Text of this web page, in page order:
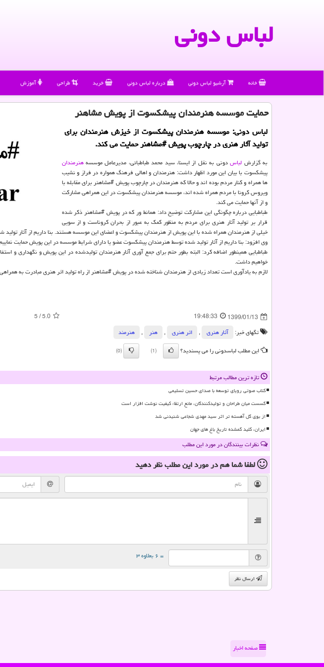
لباس دونی
خانه آرشیو لباس دونی درباره لباس دونی خرید طراحی آموزش
حمایت موسسه هنرمندان پیشكسوت از پویش مشاهنر
لباس دونی: موسسه هنرمندان پیشكسوت از خیزش هنرمندان برای
تولید آثار هنری در چارچوب پویش #مشاهنر حمایت می كند.
به گزارش لباسدونی به نقل از ایسنا، سید محمد طباطبائی، مدیرعامل موسسههنرمندان
پیشكسوت با بیان این مورد اظهار داشت: هنرمندان و اهالی فرهنگ همواره در فراز و نشیب
ها همراه و كنار مردم بوده اند و حالا كه هنرمندان در چارچوب پویش #مشاهنر برای مقابله با
ویروس كرونا با مردم همراه شده اند، موسسه هنرمندان پیشكسوت در این همراهی مشاركت
و از آنها حمایت می كند.
طباطبایی درباره چگونگی این مشاركت توضیح داد: همانط ور كه در پویش #مشاهنر ذكر شده
قرار بر تولید آثار هنری برای مردم به منظور كمك به عبور از بحران كروناست و از سویی
خیلی از هنرمندان همراه شده با این پویش از هنرمندان پیشكسوت و اعضای این موسسه هستند. بنا داریم از آثار
وی افزود: بنا داریم از آثار تولید شده توسط هنرمندان پیشكسوت عضو یا دارای شرایط موسسه در این پویش حمایت
طباطبایی همینطور اضافه كرد: البته بطور حتم برای جمع آوری آثار هنرمندان تولیدشده در این پویش و نگهداری و
خواهیم داشت.
لازم به یادآوری است تعداد زیادی از هنرمندان شناخته شده در پویش #مشاهنر از راه تولید اثر هنری مبادرت به
1399/01/13
19:48:33
5.0
/
5
تگهای خبر:
آثار هنری , اثر هنری , هنر ,
هنرمند
این مطلب لباسدونی را می پسندید؟
(1)
(0)
تازه ترین مطالب مرتبط
کتاب صوتی رویای توسعه با صدای حسین تسلیمی
گسست میان طراحان و تولیدکنندگان، مانع ارتقاء کیفیت نوشت افزار است
از بوی گل آهسته تر اثر سید مهدی شجاعی شنیدنی شد
ایران، کلید گمشده تاریخ باغ های جهان
نظرات بینندگان در مورد این مطلب
لطفا شما همدر مورد این مطلبنظر دهید
= ۶ بعلاوه ۳
ارسال نظر
صفحه اخبار